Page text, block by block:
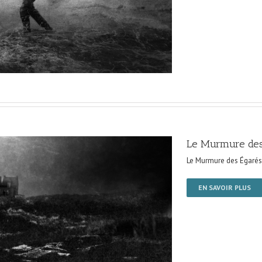
Le Murmure
Le Murmure des Égarés
EN SAVOIR PLUS